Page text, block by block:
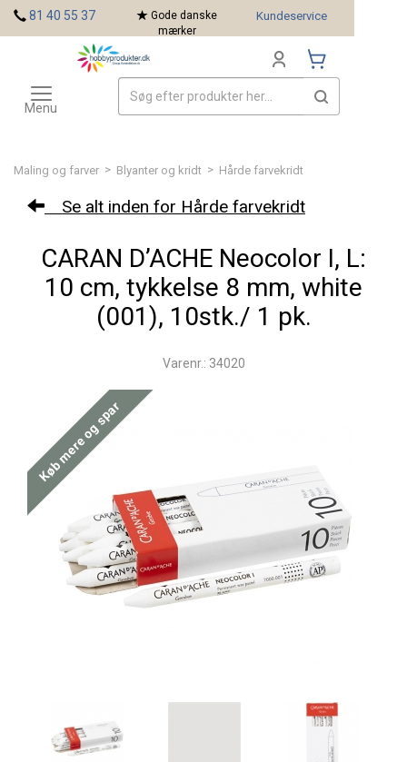
Maling og farver > Blyanter og kridt > Hårde farvekridt
Se alt inden for Hårde farvekridt
CARAN D’ACHE Neocolor I, L:
10 cm, tykkelse 8 mm, white
(001), 10stk./ 1 pk.
Varenr.: 34020
Køb mere og spar
81 40 55 37
Gode danske
mærker
Kundeservice
Toggle
navigation
Menu
Mærker